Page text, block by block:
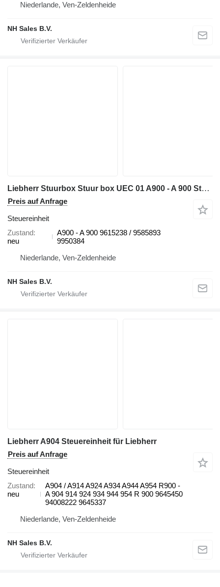
Niederlande, Ven-Zeldenheide
NH Sales B.V.
Liebherr Stuurbox Stuur box UEC 01 A900 - A 900 Steuereinheit für Liebherr
Preis auf Anfrage
Steuereinheit
Zustand
neu
A900 - A 900 9615238 / 9585893
9950384
Niederlande, Ven-Zeldenheide
NH Sales B.V.
Liebherr A904 Steuereinheit für Liebherr
Preis auf Anfrage
Steuereinheit
Zustand
neu
A904 / A914 A924 A934 A944 A954 R900 -
A 904 914 924 934 944 954 R 900 9645450
94008222 9645337
Niederlande, Ven-Zeldenheide
NH Sales B.V.